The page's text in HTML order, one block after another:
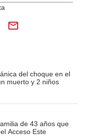
del choque en el
muerto y 2 niños
de 43 años que
Acceso Este